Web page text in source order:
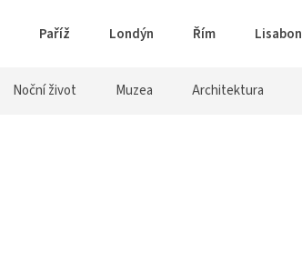
Paříž Londýn Řím Lisabon
Noční život Muzea Architektura